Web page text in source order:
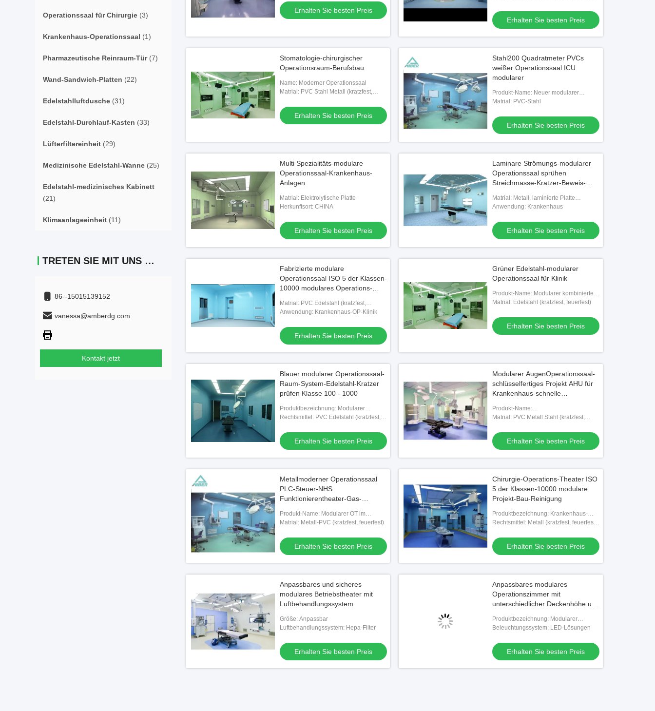
Operationssaal für Chirurgie (3)
Krankenhaus-Operationssaal (1)
Pharmazeutische Reinraum-Tür(7)
Wand-Sandwich-Platten (22)
Edelstahlluftdusche (31)
Edelstahl-Durchlauf-Kasten (33)
Lüfterfiltereinheit (29)
Medizinische Edelstahl-Wanne (25)
Edelstahl-medizinisches Kabinett
(21)
Klimaanlageeinheit (11)
TRETEN SIE MIT UNS IN VERBINDUNG
86--15015139152
vanessa@amberdg.com
Kontakt jetzt
Erhalten Sie besten Preis
Erhalten Sie besten Preis
Stomatologie-chirurgischer
Operationsraum-Berufsbau
Name: Moderner Operationssaal
Matrial: PVC Stahl Metall (kratzfest,
Erhalten Sie besten Preis
Stahl200 Quadratmeter PVCs
weißer Operationssaal ICU
modularer
Produkt-Name: Neuer modularer
Operationssaal
Matrial: PVC-Stahl
Erhalten Sie besten Preis
Multi Spezialitäts-modulare
Operationssaal-Krankenhaus-
Anlagen
Matrial: Elektrolytische Platte
Herkunftsort: CHINA
Erhalten Sie besten Preis
Laminare Strömungs-modularer
Operationssaal sprühen
Streichmasse-Kratzer-Beweis-
Matrial: Metall, laminierte Platte
(kratzfest, feuerfest)
Anwendung: Krankenhaus
Erhalten Sie besten Preis
Fabrizierte modulare
Operationssaal ISO 5 der Klassen-
10000 modulares Operations-
Matrial: PVC Edelstahl (kratzfest,
feuerfest)
Anwendung: Krankenhaus-OP-Klinik
Erhalten Sie besten Preis
Grüner Edelstahl-modularer
Operationssaal für Klinik
Produkt-Name: Modularer kombinierter
Operationssaal aus Stahl
Matrial: Edelstahl (kratzfest, feuerfest)
Erhalten Sie besten Preis
Blauer modularer Operationssaal-
Raum-System-Edelstahl-Kratzer
prüfen Klasse 100 - 1000
Produktbezeichnung: Modularer
Operationssaal
Rechtsmittel: PVC Edelstahl (kratzfest,
Erhalten Sie besten Preis
Modularer AugenOperationssaal-
schlüsselfertiges Projekt AHU für
Krankenhaus-schnelle
Produkt-Name:
Schnellversammlungsraum des
Matrial: PVC Metall Stahl (kratzfest,
Erhalten Sie besten Preis
Metallmoderner Operationssaal
PLC-Steuer-NHS
Funktionierentheater-Gas-
Produkt-Name: Modularer OT im
Krankenhaus
Matrial: Metall-PVC (kratzfest, feuerfest)
Erhalten Sie besten Preis
Chirurgie-Operations-Theater ISO
5 der Klassen-10000 modulare
Projekt-Bau-Reinigung
Produktbezeichnung: Krankenhaus-
Operationssaal
Rechtsmittel: Metall (kratzfest, feuerfest)
Erhalten Sie besten Preis
Anpassbares und sicheres
modulares Betriebstheater mit
Luftbehandlungssystem
Größe: Anpassbar
Luftbehandlungssystem: Hepa-Filter
Erhalten Sie besten Preis
Anpassbares modulares
Operationszimmer mit
unterschiedlicher Deckenhöhe und
Produktbezeichnung: Modularer
Operationssaal
Beleuchtungssystem: LED-Lösungen
Erhalten Sie besten Preis